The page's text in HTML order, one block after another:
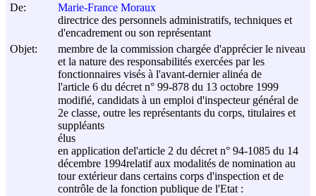
De:
Marie-France Moraux
directrice des personnels administratifs, techniques et
d'encadrement ou son représentant
Objet:
membre de la commission chargée d'apprécier le niveau
et la nature des responsabilités exercées par les
fonctionnaires visés à l'avant-dernier alinéa de
l'article 6 du décret n° 99-878 du 13 octobre 1999
modifié, candidats à un emploi d'inspecteur général de
2e classe, outre les représentants du corps, titulaires et
suppléants
élus
en application del'article 2 du décret n° 94-1085 du 14
décembre 1994relatif aux modalités de nomination au
tour extérieur dans certains corps d'inspection et de
contrôle de la fonction publique de l'Etat :